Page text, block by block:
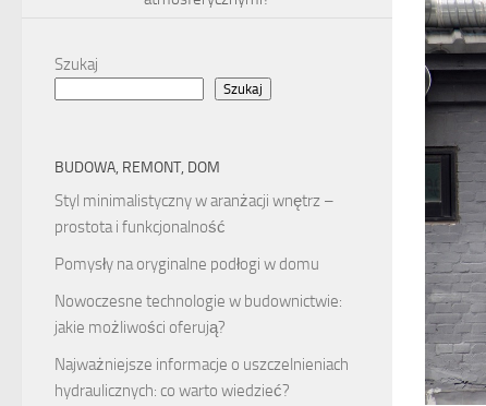
Szukaj
Szukaj
BUDOWA, REMONT, DOM
Styl minimalistyczny w aranżacji wnętrz –
prostota i funkcjonalność
Pomysły na oryginalne podłogi w domu
Nowoczesne technologie w budownictwie:
jakie możliwości oferują?
Najważniejsze informacje o uszczelnieniach
hydraulicznych: co warto wiedzieć?